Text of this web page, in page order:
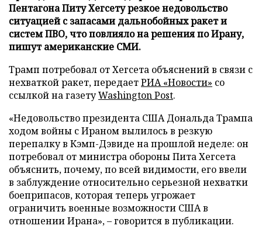
Пентагона Питу Хегсету резкое недовольство
ситуацией с запасами дальнобойных ракет и
систем ПВО, что повлияло на решения по Ирану,
пишут американские СМИ.
Трамп потребовал от Хегсета объяснений в связи с
нехваткой ракет, передаетРИА «Новости» со
ссылкой на газетуWashington Post.
«Недовольство президента США Дональда Трампа
ходом войны с Ираном вылилось в резкую
перепалку в Кэмп-Дэвиде на прошлой неделе: он
потребовал от министра обороны Пита Хегсета
объяснить, почему, по всей видимости, его ввели
в заблуждение относительно серьезной нехватки
боеприпасов, которая теперь угрожает
ограничить военные возможности США в
отношении Ирана», – говорится в публикации.